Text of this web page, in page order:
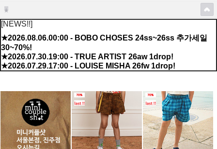
[NEWS!!]
★2026.08.06.00:00 - BOBO CHOSES 24ss~26ss 추가세일
30~70%!
★2026.07.30.19:00 - TRUE ARTIST 26aw 1drop!
★2026.07.29.17:00 - LOUISE MISHA 26fw 1drop!
신규 상품